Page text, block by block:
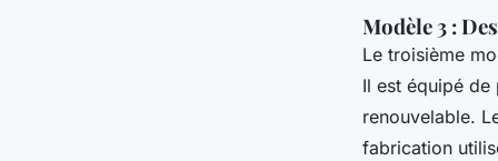
Modèle 3 :
Le troisième
Il est équipé de
renouvelable.
fabrication